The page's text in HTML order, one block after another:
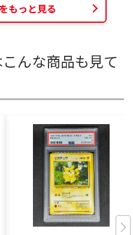
もっと見る
んな商品も見て